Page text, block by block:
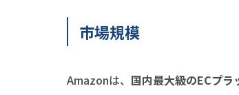
市場規模
Amazonは、 国内最大級のECプラ